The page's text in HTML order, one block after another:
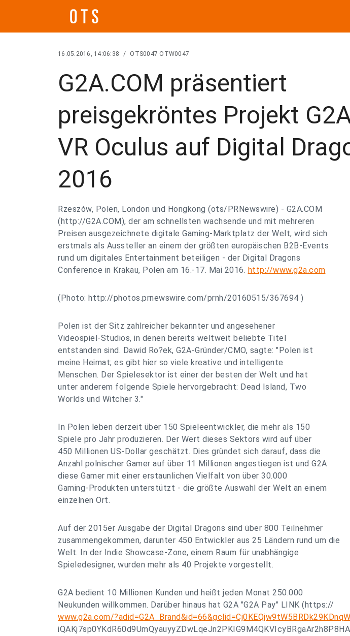
16.05.2016, 14:06:38 / OTS0047 OTW0047
G2A.COM präsentiert
preisgekröntes Projekt
VR Oculus auf Digital
2016
Rzeszów, Polen, London und Hongkong (ots/PRNewswire) - G2A.COM
(http://G2A.COM), der am schnellsten wachsende und mit mehreren
Preisen ausgezeichnete digitale Gaming-Marktplatz der Welt, wird sich
erstmals als Aussteller an einem der größten europäischen B2B-Events
rund um digitales Entertainment beteiligen - der Digital Dragons
Conference in Krakau, Polen am 16.-17. Mai 2016. http://www.g2a.com
(Photo: http://photos.prnewswire.com/prnh/20160515/367694 )
Polen ist der Sitz zahlreicher bekannter und angesehener
Videospiel-Studios, in denen bereits weltweit beliebte Titel
entstanden sind. Dawid Ro?ek, G2A-Gründer/CMO, sagte: "Polen ist
meine Heimat; es gibt hier so viele kreative und intelligente
Menschen. Der Spielesektor ist einer der besten der Welt und hat
unter anderem folgende Spiele hervorgebracht: Dead Island, Two
Worlds und Witcher 3."
In Polen leben derzeit über 150 Spieleentwickler, die mehr als 150
Spiele pro Jahr produzieren. Der Wert dieses Sektors wird auf über
450 Millionen US-Dollar geschätzt. Dies gründet sich darauf, dass die
Anzahl polnischer Gamer auf über 11 Millionen angestiegen ist und G2A
diese Gamer mit einer erstaunlichen Vielfalt von über 30.000
Gaming-Produkten unterstützt - die größte Auswahl der Welt an einem
einzelnen Ort.
Auf der 2015er Ausgabe der Digital Dragons sind über 800 Teilnehmer
zusammengekommen, darunter 450 Entwickler aus 25 Ländern rund um die
Welt. In der Indie Showcase-Zone, einem Raum für unabhängige
Spieledesigner, wurden mehr als 40 Projekte vorgestellt.
G2A bedient 10 Millionen Kunden und heißt jeden Monat 250.000
Neukunden willkommen. Darüber hinaus hat G2A "G2A Pay" LINK (https://
www.g2a.com/